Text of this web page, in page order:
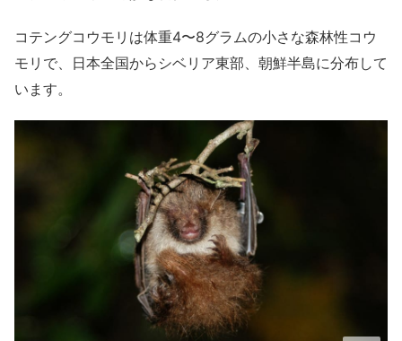
コテングコウモリは体重4〜8グラムの小さな森林性コウ
モリで、日本全国からシベリア東部、朝鮮半島に分布して
います。